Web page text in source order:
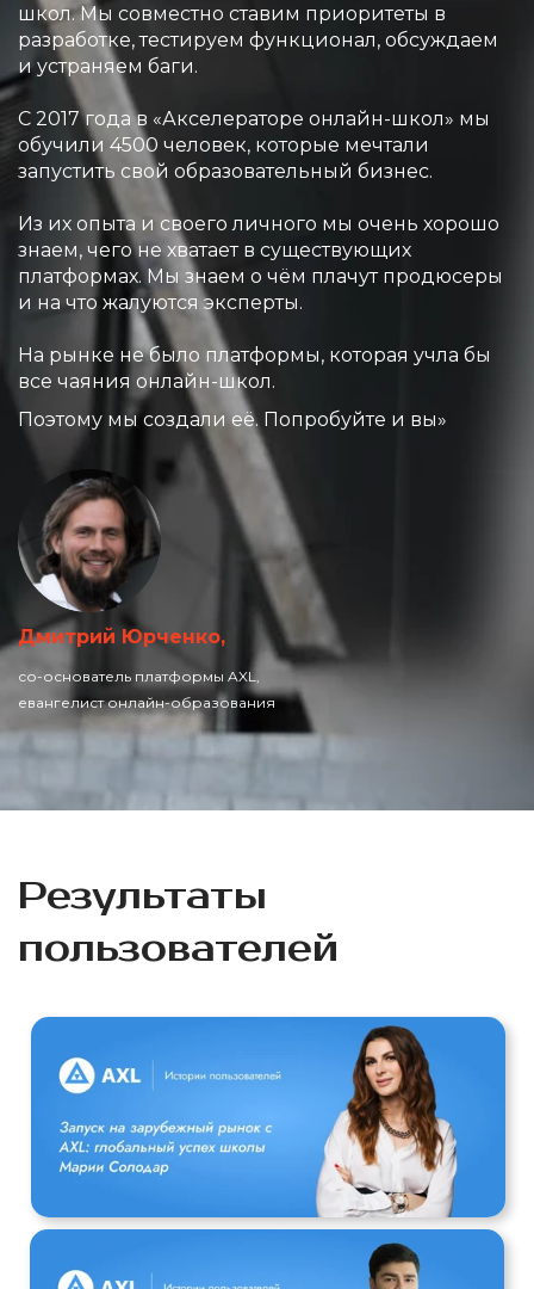
школ. Мы совместно ставим приоритеты в
разработке, тестируем функционал, обсуждаем
и устраняем баги.
С 2017 года в «Акселераторе онлайн-школ» мы
обучили 4500 человек, которые мечтали
запустить свой образовательный бизнес.
Из их опыта и своего личного мы очень хорошо
знаем, чего не хватает в существующих
платформах. Мы знаем о чём плачут продюсеры
и на что жалуются эксперты.
На рынке не было платформы, которая учла бы
все чаяния онлайн-школ.
Поэтому мы создали её. Попробуйте и вы»
Дмитрий Юрченко,
со-основатель платформы AXL,
евангелист онлайн-образования
Результаты
пользователей